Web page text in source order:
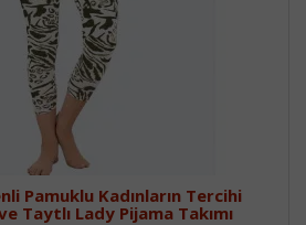
Pamuklu Kadınların Tercihi
Taytlı Lady Pijama Takımı